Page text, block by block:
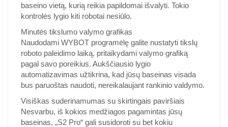
baseino vietą, kurią reikia papildomai išvalyti. Tokio
kontrolės lygio kiti robotai nesiūlo.
Minutės tikslumo valymo grafikas
Naudodami WYBOT programėlę galite nustatyti tikslų
roboto paleidimo laiką, pritaikydami valymo grafiką
pagal savo poreikius. Aukščiausio lygio
automatizavimas užtikrina, kad jūsų baseinas visada
bus paruoštas naudoti, nereikalaujant rankinio valdymo.
Visiškas suderinamumas su skirtingais paviršiais
Nesvarbu, iš kokios medžiagos pagamintas jūsų
baseinas, „S2 Pro“ gali susidoroti su bet kokiu